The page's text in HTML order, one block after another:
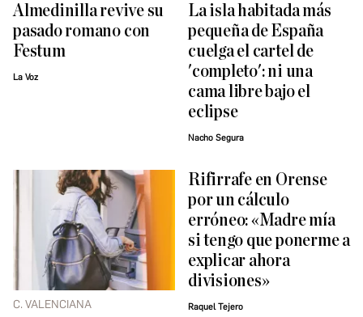
Almedinilla revive su
pasado romano con
Festum
La Voz
La isla habitada más
pequeña de España
cuelga el cartel de
'completo': ni una
cama libre bajo el
eclipse
Nacho Segura
C. VALENCIANA
Rifirrafe en Orense
por un cálculo
erróneo: «Madre mía
si tengo que ponerme a
explicar ahora
divisiones»
Raquel Tejero